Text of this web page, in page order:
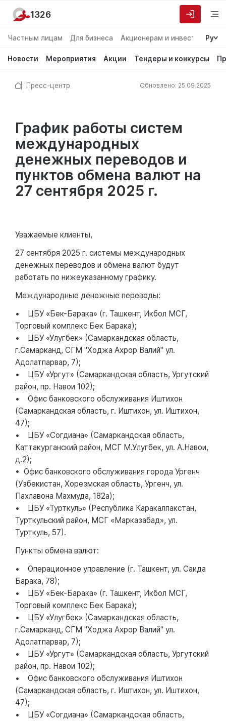
Частным лицам Для бизнеса Акционерам и инвесторам
Ру
Новости Мероприятия Акции Тендеры и конкурсы
1326
Пресс-центр Обновлено: 25.09.2025
График работы систем
международных
денежных переводов и
пунктов обмена валют на
27 сентября 2025 г.
Уважаемые клиенты,
27 сентября 2025 г. системы международных
денежных переводов и обмена валют будут
работать по нижеуказанному графику.
Международные денежные переводы:
• ЦБУ «Бек-Барака» (г. Ташкент, Икбол МСГ,
Торговый комплекс Бек Барака);
• ЦБУ «Улугбек» (Самаркандская область,
г.Самарканд, СГМ "Ходжа Ахрор Валий" ул.
Адолатпарвар, 7);
• ЦБУ «Ургут» (Самаркандская область, Ургутский
район, пр. Навои 102);
• Офис банковского обслуживания Иштихон
(Самаркандская область, г. Иштихон, ул. Иштихон,
47);
• ЦБУ «Согдиана» (Самаркандская область,
Каттакурганский район, МСГ М.Улугбек, ул. А.Навои,
д.2);
• Офис банковского обслуживания города Ургенч
(Узбекистан, Хорезмская область, Ургенч, ул.
Пахлавона Махмуда, 182а);
• ЦБУ «Турткуль» (Республика Каракалпакстан,
Турткульский район, МСГ «Марказабад», ул.
Турткуль, 57).
Пункты обмена валют:
• Операционное управление (г. Ташкент, ул. Саида
Барака, 78);
• ЦБУ «Бек-Барака» (г. Ташкент, Икбол МСГ,
Торговый комплекс Бек Барака);
• ЦБУ «Улугбек» (Самаркандская область,
г.Самарканд, СГМ "Ходжа Ахрор Валий" ул.
Адолатпарвар, 7);
• ЦБУ «Ургут» (Самаркандская область, Ургутский
район, пр. Навои 102);
• Офис банковского обслуживания Иштихон
(Самаркандская область, г. Иштихон, ул. Иштихон,
47);
• ЦБУ «Согдиана» (Самаркандская область,